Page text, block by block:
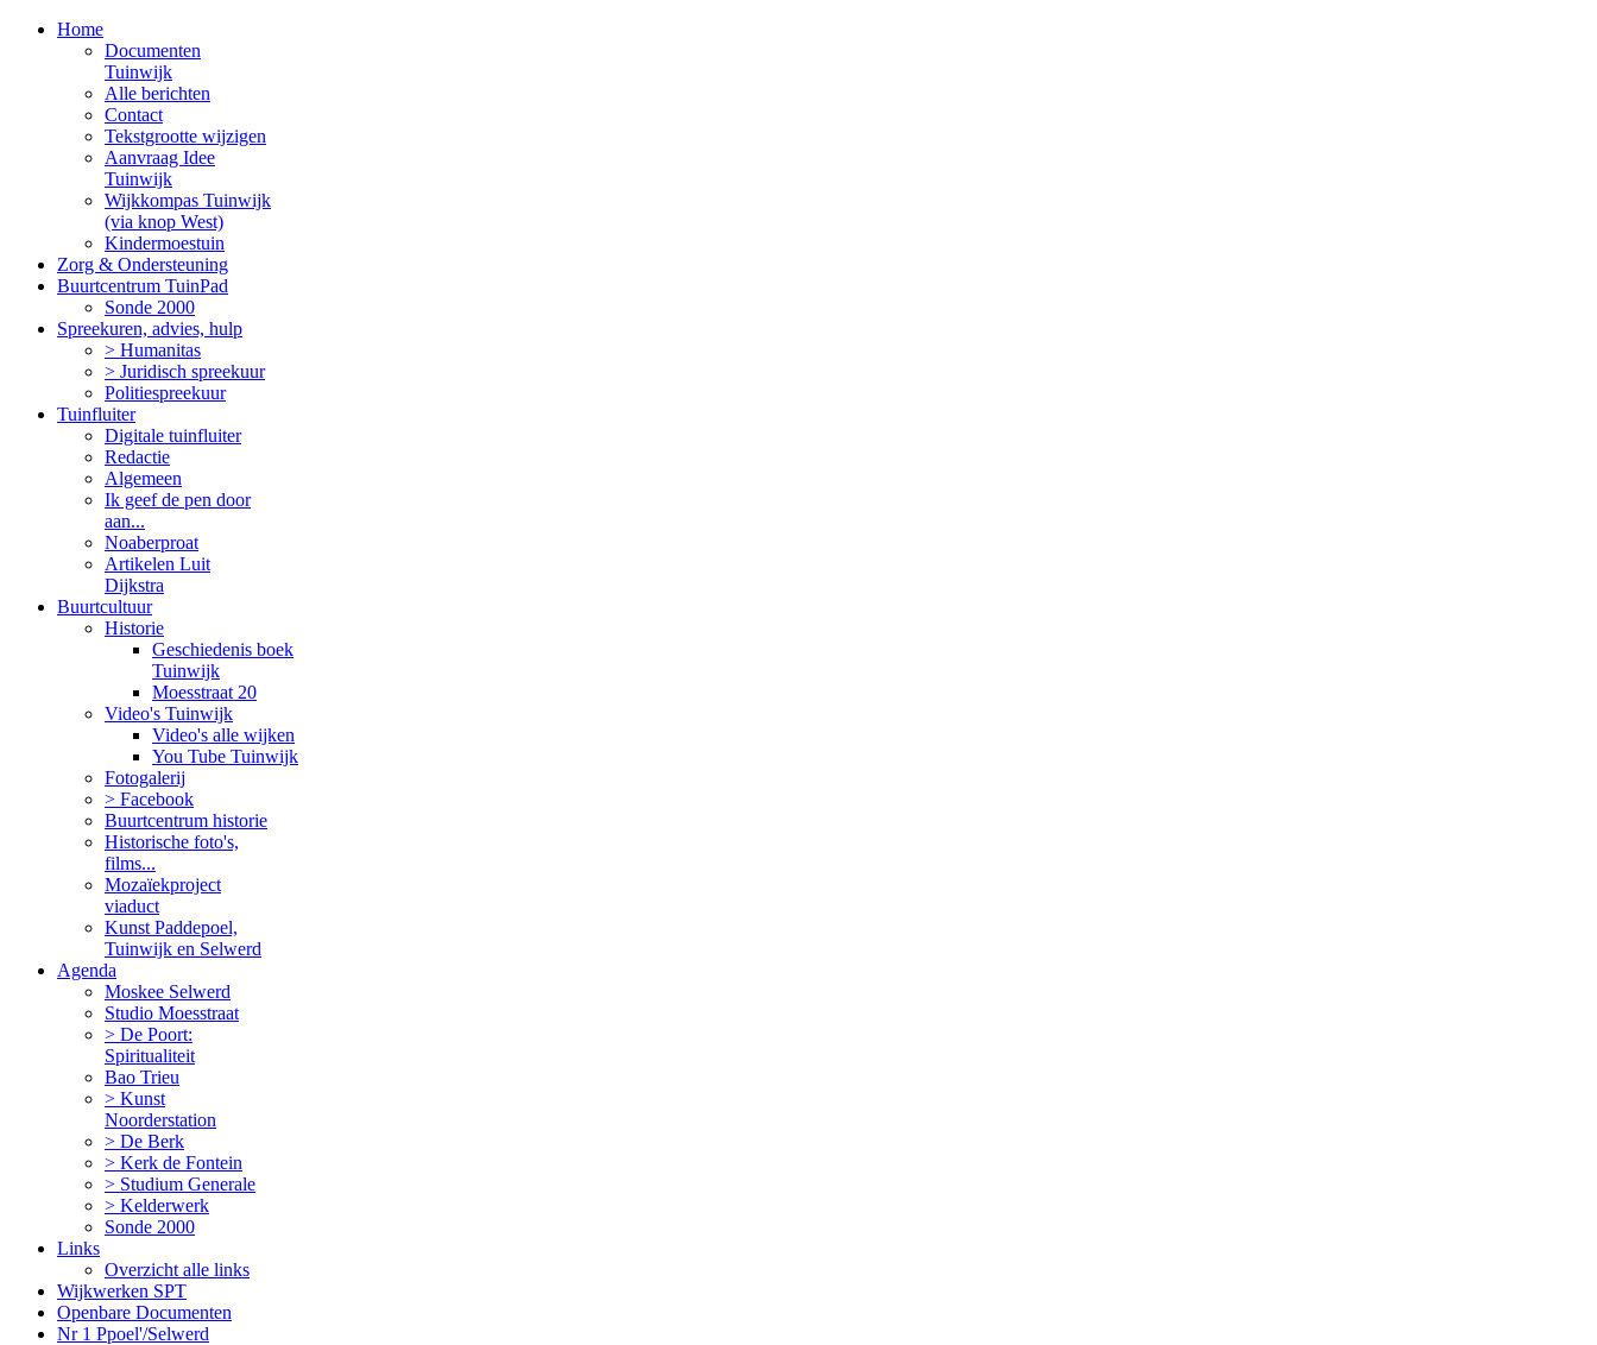
Home
Documenten
Tuinwijk
Alle berichten
Contact
Tekstgrootte wijzigen
Aanvraag Idee
Tuinwijk
Wijkkompas Tuinwijk
(via knop West)
Kindermoestuin
Zorg & Ondersteuning
Buurtcentrum TuinPad
Sonde 2000
Spreekuren, advies, hulp
> Humanitas
> Juridisch spreekuur
Politiespreekuur
Tuinfluiter
Digitale tuinfluiter
Redactie
Algemeen
Ik geef de pen door
aan...
Noaberproat
Artikelen Luit
Dijkstra
Buurtcultuur
Historie
Geschiedenis boek
Tuinwijk
Moesstraat 20
Video's Tuinwijk
Video's alle wijken
You Tube Tuinwijk
Fotogalerij
> Facebook
Buurtcentrum historie
Historische foto's,
films...
Mozaïekproject
viaduct
Kunst Paddepoel,
Tuinwijk en Selwerd
Agenda
Moskee Selwerd
Studio Moesstraat
> De Poort:
Spiritualiteit
Bao Trieu
> Kunst
Noorderstation
> De Berk
> Kerk de Fontein
> Studium Generale
> Kelderwerk
Sonde 2000
Links
Overzicht alle links
Wijkwerken SPT
Openbare Documenten
Nr 1 Ppoel'/Selwerd